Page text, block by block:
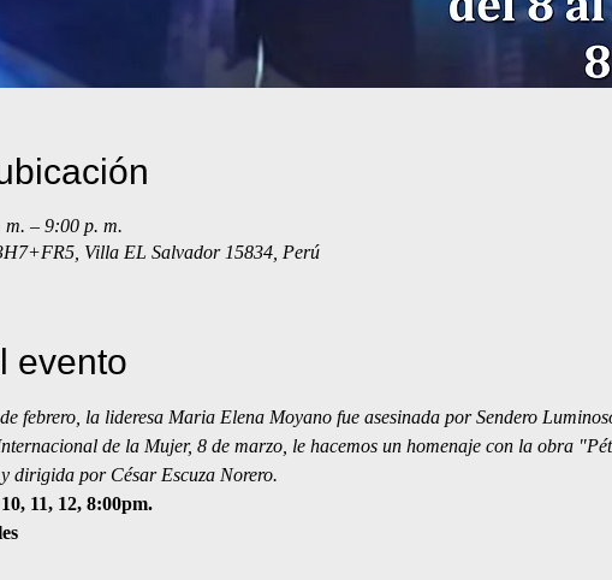
m. – 9:00 p. m.
Villa EL Salvador 15834, Perú
evento
febrero, la lideresa Maria Elena Moyano fue asesinada por Sendero
de la Mujer, 8 de marzo, le hacemos un homenaje con la obra
dirigida por César Escuza Norero.
11, 12, 8:00pm.